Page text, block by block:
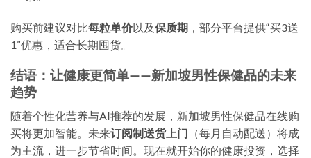
购买前建议对比每粒单价以及保质期 ，部分平台提供“买3送
1”优惠，适合长期囤货。
结语：让健康更简单——新加坡男性保健品的未来
趋势
随着个性化营养与AI推荐的发展，新加坡男性保健品在线购
买将更加智能。未来订阅制送货上门 （每月自动配送）将成
为主流，进一步节省时间。现在就开始你的健康投资，选择